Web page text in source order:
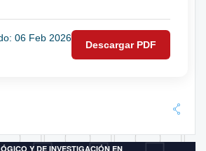
06 Feb 2026
Descargar PDF
Y DE INVESTIGACIÓN EN